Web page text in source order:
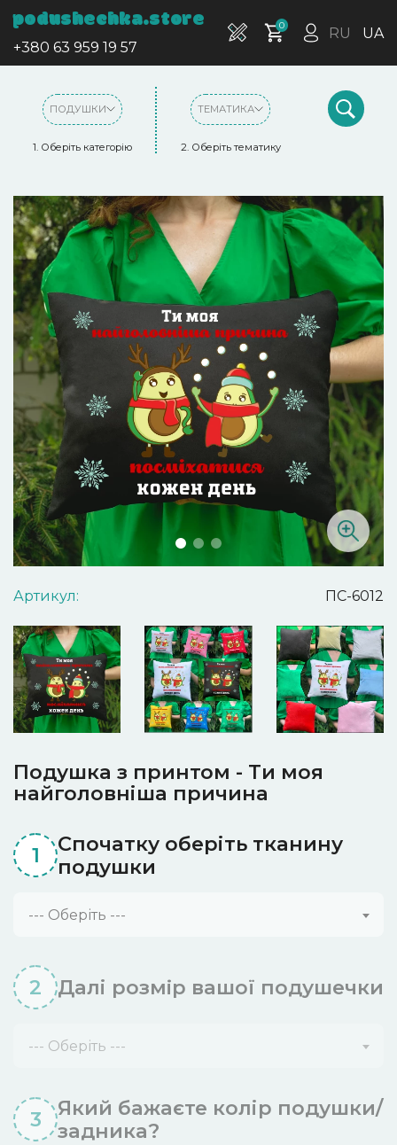
podushechka.store
+380 63 959 19 57
0 RU UA
ПОДУШКИ
1. Оберіть категорію
ТЕМАТИКА
2. Оберіть тематику
Артикул: ПС-6012
Подушка з принтом - Ти моя
найголовніша причина
1
Спочатку оберіть тканину
подушки
--- Оберіть ---
2 Далі розмiр вашої подушечки
--- Оберіть ---
3
Який бажаєте колір подушки/
задника?